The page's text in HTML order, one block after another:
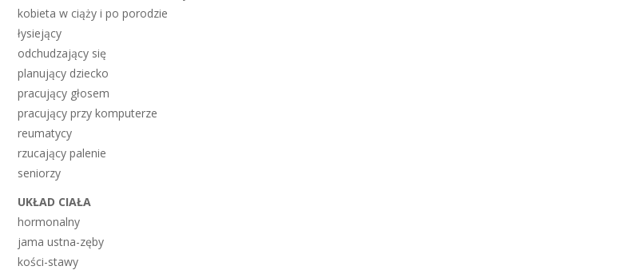
kobieta w ciąży i po porodzie
łysiejący
odchudzający się
planujący dziecko
pracujący głosem
pracujący przy komputerze
reumatycy
rzucający palenie
seniorzy
UKŁAD CIAŁA
hormonalny
jama ustna-zęby
kości-stawy